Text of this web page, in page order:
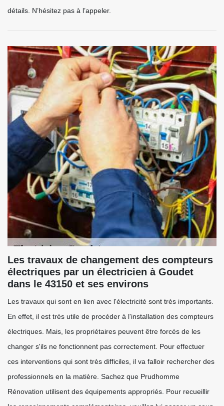
détails. N’hésitez pas à l’appeler.
Les travaux de changement des compteurs
électriques par un électricien à Goudet
dans le 43150 et ses environs
Les travaux qui sont en lien avec l'électricité sont très importants.
En effet, il est très utile de procéder à l'installation des compteurs
électriques. Mais, les propriétaires peuvent être forcés de les
changer s'ils ne fonctionnent pas correctement. Pour effectuer
ces interventions qui sont très difficiles, il va falloir rechercher des
professionnels en la matière. Sachez que Prudhomme
Rénovation utilisent des équipements appropriés. Pour recueillir